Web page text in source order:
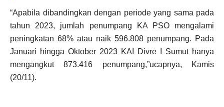
“Apabila dibandingkan dengan periode yang sama pada
tahun 2023, jumlah penumpang KA PSO mengalami
peningkatan 68% atau naik 596.808 penumpang. Pada
Januari hingga Oktober 2023 KAI Divre I Sumut hanya
mengangkut 873.416 penumpang,”ucapnya, Kamis
(20/11).